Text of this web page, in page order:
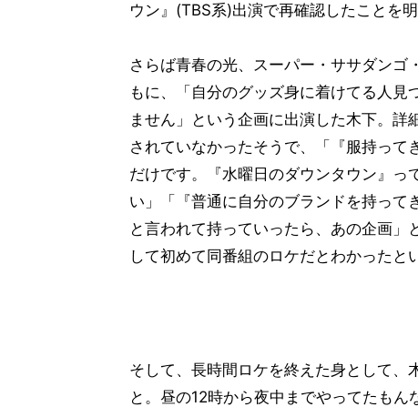
ウン』(TBS系)出演で再確認したことを明
さらば青春の光、スーパー・ササダンゴ
もに、「自分のグッズ身に着けてる人見
ません」という企画に出演した木下。詳
されていなかったそうで、「『服持って
だけです。『水曜日のダウンタウン』っ
い」「『普通に自分のブランドを持って
と言われて持っていったら、あの企画」
して初めて同番組のロケだとわかったと
そして、長時間ロケを終えた身として、
と。昼の12時から夜中までやってたも